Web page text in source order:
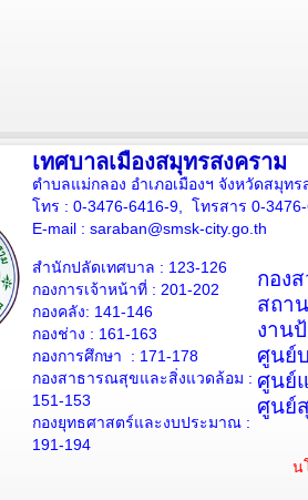
เทศบาลเมืองสมุทรสงคราม
ตำบลแม่กลอง อำเภอเมืองฯ จังหวัดสมุท
โทร : 0-3476-6416-9, โทรสาร 0-
E-mail : saraban@smsk-city.go.th
สำนักปลัดเทศบาล : 123-126
กองการเจ้าหน้าที่ : 201-202
กองคลัง: 141-146
กองช่าง : 161-163
กองการศึกษา : 171-178
กองสาธารณสุขและสิ่งแวดล้อม :
151-153
กองยุทธศาสตร์และงบประมาณ :
191-194
กอง
สถา
งาน
ศูนย์
ศูนย์
ศูนย์
น